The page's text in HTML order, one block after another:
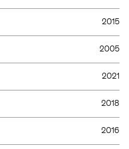
2015
2005
2021
2018
2016